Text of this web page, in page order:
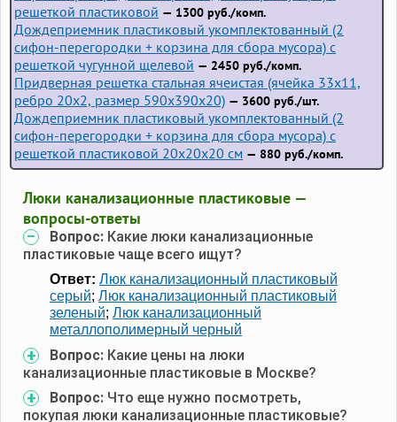
решеткой пластиковой — 1300 руб./комп.
Дождеприемник пластиковый укомплектованный (2
сифон-перегородки + корзина для сбора мусора) с
решеткой чугунной щелевой — 2450 руб./комп.
Придверная решетка стальная ячеистая (ячейка 33x11,
ребро 20x2, размер 590x390x20) — 3600 руб./шт.
Дождеприемник пластиковый укомплектованный (2
сифон-перегородки + корзина для сбора мусора) с
решеткой пластиковой 20х20х20 см — 880 руб./комп.
Люки канализационные пластиковые —
вопросы-ответы
Вопрос: Какие люки канализационные
пластиковые чаще всего ищут?
Ответ: Люк канализационный пластиковый
серый; Люк канализационный пластиковый
зеленый; Люк канализационный
металлополимерный черный
Вопрос: Какие цены на люки
канализационные пластиковые в Москве?
Вопрос: Что еще нужно посмотреть,
покупая люки канализационные пластиковые?